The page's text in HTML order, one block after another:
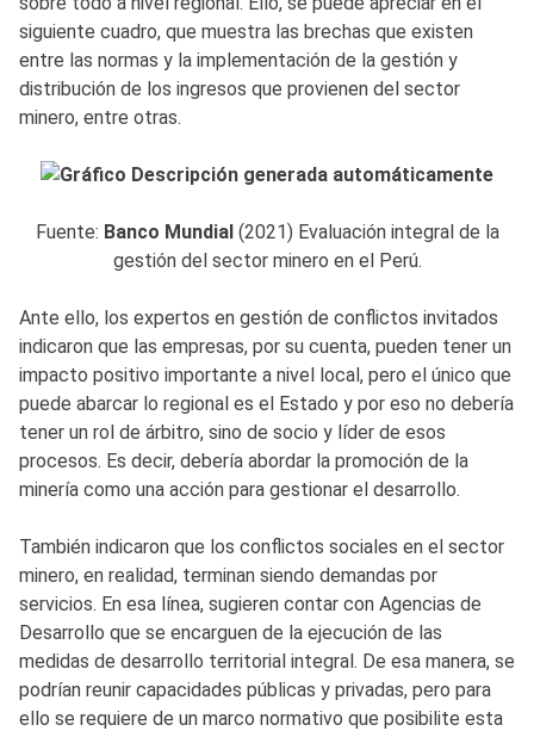
siguiente cuadro, que muestra las brechas que existen
entre las normas y la implementación de la gestión y
distribución de los ingresos que provienen del sector
minero, entre otras.
Fuente: Banco Mundial(2021) Evaluación integral de la
gestión del sector minero en el Perú.
Ante ello, los expertos en gestión de conflictos invitados
indicaron que las empresas, por su cuenta, pueden tener un
impacto positivo importante a nivel local, pero el único que
puede abarcar lo regional es el Estado y por eso no debería
tener un rol de árbitro, sino de socio y líder de esos
procesos. Es decir, debería abordar la promoción de la
minería como una acción para gestionar el desarrollo.
También indicaron que los conflictos sociales en el sector
minero, en realidad, terminan siendo demandas por
servicios. En esa línea, sugieren contar con Agencias de
Desarrollo que se encarguen de la ejecución de las
medidas de desarrollo territorial integral. De esa manera, se
podrían reunir capacidades públicas y privadas, pero para
ello se requiere de un marco normativo que posibilite esta